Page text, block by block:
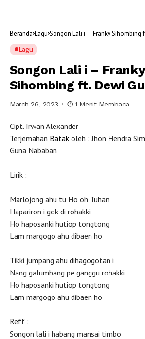
Beranda Lagu Songon Lali i – Franky Sihombing
Lagu
Songon Lali i – Franky
Sihombing ft. Dewi
March 26, 2023 1 Menit Membaca
Cipt. Irwan Alexander
Terjemahan Batak oleh : Jhon Hendra
Guna Nababan
Lirik :
Marlojong ahu tu Ho oh Tuhan
Hapariron i gok di rohakki
Ho haposanki hutiop tongtong
Lam margogo ahu dibaen ho
Tikki jumpang ahu dihagogotan i
Nang galumbang pe ganggu rohakki
Ho haposanki hutiop tongtong
Lam margogo ahu dibaen ho
Reff :
Songon lali i habang mansai timbo